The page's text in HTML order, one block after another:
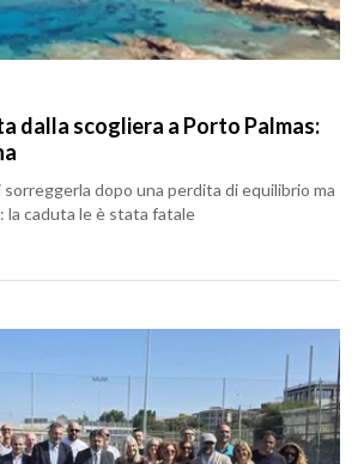
dalla scogliera a Porto Palmas:
dopo una perdita di equilibrio ma
caduta le è stata fatale